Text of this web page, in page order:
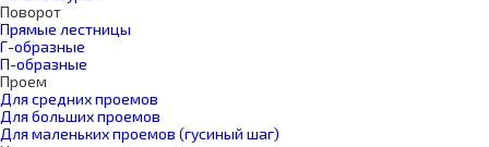
Поворот
Прямые лестницы
Г-образные
П-образные
Проем
Для средних проемов
Для больших проемов
Для маленьких проемов (гусиный шаг)